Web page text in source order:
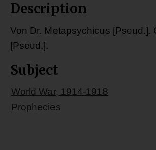
Description
Von Dr. Metapsychicus [Pseud.].
[Pseud.].
Subject
World War, 1914-1918
Prophecies